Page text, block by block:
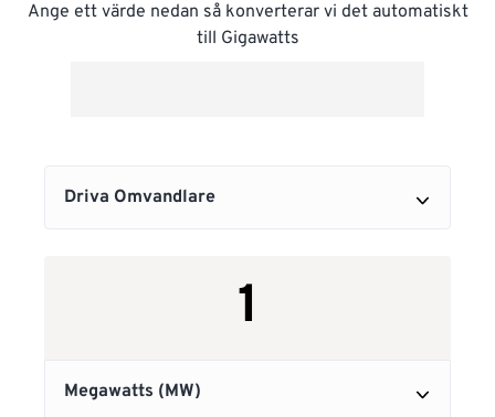
Ange ett värde nedan så konverterar vi det automatiskt
till Gigawatts